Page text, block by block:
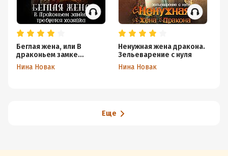
Беглая жена, или В
драконьем замке
требуется хозяйка
Нина Новак
Ненужная жена дракона.
Зельеварение с нуля
Нина Новак
Еще